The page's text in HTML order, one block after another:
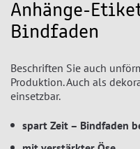
Anhänge-
Bindfaden
Beschriften Sie auch
Produktion. Auch als
einsetzbar.
spart Zeit – Bindfaden